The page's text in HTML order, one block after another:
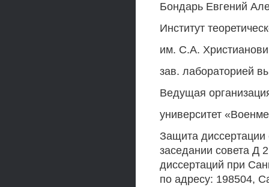
Бондарь Евгений
Институт
им. С.А.
зав. лабораторией
Ведущая
университет
Защита диссертации
заседании совета Д
диссертаций при
по адресу: 198504,